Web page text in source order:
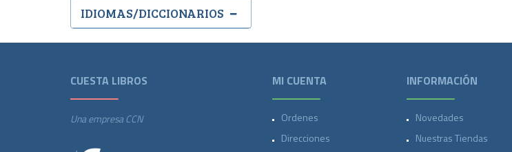
IDIOMAS/DICCIONARIOS
CUESTA LIBROS
Una empresa CCN
MI CUENTA
Ordenes
Direcciones
INFORMACIÓN
Novedades
Nuestras Tiendas